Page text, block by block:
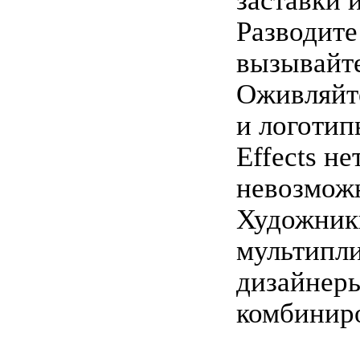
и
Effects